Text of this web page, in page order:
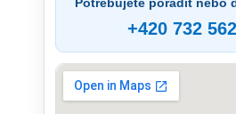
+420 732